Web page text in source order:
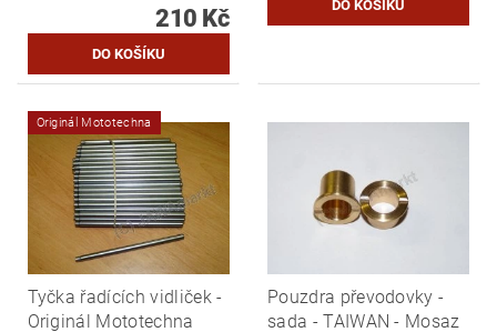
210 Kč
Originál Mototechna
Tyčka řadících vidliček -
Originál Mototechna
Pouzdra převodovky -
sada - TAIWAN - Mosaz